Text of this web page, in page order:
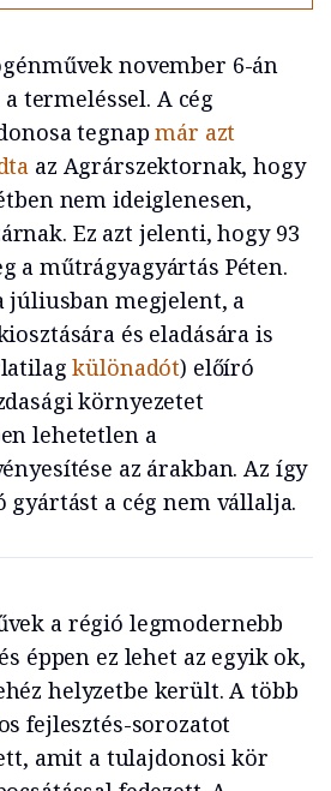
november 6-án
termeléssel. A cég
tegnapmár azt
az Agrárszektornak, hogy
nem ideiglenesen,
Ez azt jelenti, hogy 93
a műtrágyagyártás Péten.
júliusban megjelent, a
és eladására is
különadót) előíró
környezetet
lehetetlen a
az árakban. Az így
gyártást a cég nem vállalja.
a régió legmodernebb
éppen ez lehet az egyik ok,
helyzetbe került. A több
fejlesztés-sorozatot
amit a tulajdonosi kör